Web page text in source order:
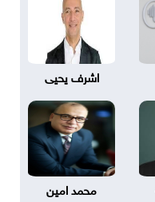
اشرف يحيى
محمد امين